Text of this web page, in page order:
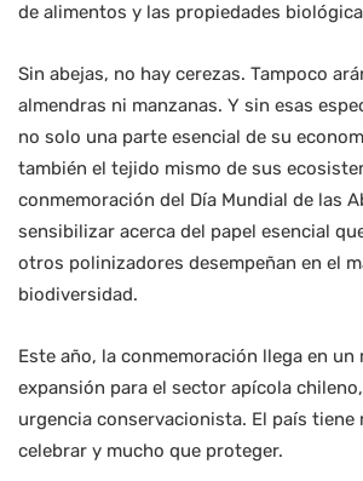
de alimentos y las propiedades
Sin abejas, no hay cerezas. Tampoco
almendras ni manzanas. Y sin esas
no solo una parte esencial de su
también el tejido mismo de sus
conmemoración del Día Mundial de las
sensibilizar acerca del papel esencial
otros polinizadores desempeñan en el
biodiversidad.
Este año, la conmemoración llega en un
expansión para el sector apícola
urgencia conservacionista. El país tiene
celebrar y mucho que proteger.